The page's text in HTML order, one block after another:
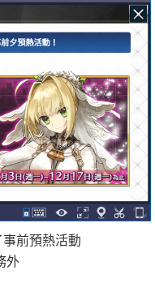
前預熱活動
外